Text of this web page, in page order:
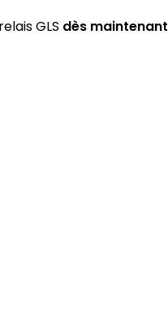
GLS dès maintenant